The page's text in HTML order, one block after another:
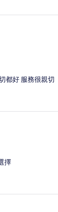
都好 服務很親切
擇